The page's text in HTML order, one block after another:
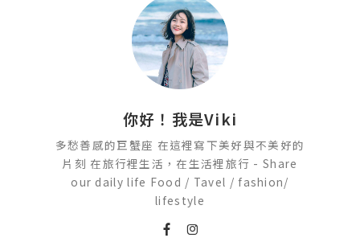
你好！我是Viki
多愁善感的巨蟹座 在這裡寫下美好與不美好的
片刻 在旅行裡生活，在生活裡旅行 - Share
our daily life Food / Tavel / fashion/
lifestyle